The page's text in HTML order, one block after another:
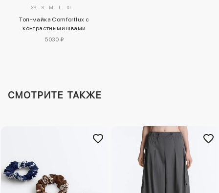
XS S M L XL
Топ-майка Comfortlux с
контрастными швами
5030 ₽
СМОТРИТЕ ТАКЖЕ